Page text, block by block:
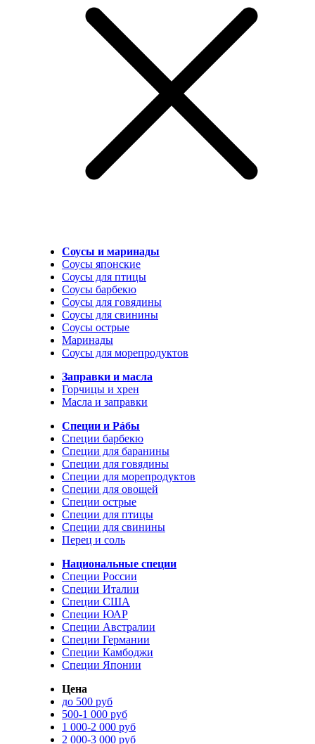
Соусы и маринады
Соусы японские
Соусы для птицы
Соусы барбекю
Соусы для говядины
Соусы для свинины
Соусы острые
Маринады
Соусы для морепродуктов
Заправки и масла
Горчицы и хрен
Масла и заправки
Специи и Рáбы
Специи барбекю
Специи для баранины
Специи для говядины
Специи для морепродуктов
Специи для овощей
Специи острые
Специи для птицы
Специи для свинины
Перец и соль
Национальные специи
Специи России
Специи Италии
Специи США
Специи ЮАР
Специи Австралии
Специи Германии
Специи Камбоджи
Специи Японии
Цена
до 500 руб
500-1 000 руб
1 000-2 000 руб
2 000-3 000 руб